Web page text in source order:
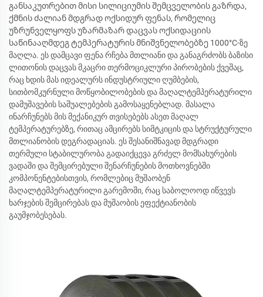
განსაკუთრებით მისი სილიციუმის შემცველობის გაზრდა,
ქმნის ძალიან მდგრად ოქსიდურ ფენას, რომელიც
უზრუნველყოფს უზარმაზარ დაცვას ოქსიდაციის
საწინააღმდეგ ტემპერატურის მნიშვნელობებზე 1000°C-ზე
მაღლა. ეს დამცავი ფენა რჩება მთლიანი და განაგრძობს ბაზისი
ლითონის დაცვას მკაცრი თერმოციკლური პირობების ქვეშაც,
რაც ხდის მას იდეალურს ინდუსტრიული ღუმბების,
სითბომკურნული მოწყობილობების და მაღალტემპერატურილი
დამუშავების საშუალებების გამოსაყენებლად. მასალა
ინარჩუნებს მის მექანიკურ თვისებებს ასეთ მაღალ
ტემპერატურებზე, რითაც ამცირებს სიმტკიცის და სტრუქტურული
მთლიანობის დეგრადაციას. ეს შესანიშნავად მდგრადი
თერმული სტაბილურობა გადაიქცევა გრძელ მომსახურების
ვადაში და შემცირებული შენარჩუნების მოთხოვნებში
კომპონენტებისთვის, რომლებიც მუშაობენ
მაღალტემპერატურილი გარემოში, რაც საბოლოოდ იწვევს
ხარჯების შემცირებას და მუშაობის ეფექტიანობის
გაუმჯობესებას.